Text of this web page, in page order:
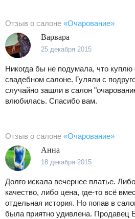
Отзыв о салоне «Очарование»
Варвара
25 декабря 2015
Никогда бы не подумала, что
свадебном салоне. Гуляли с
случайно зашли в салон
влюбилась. Спасибо вам.
Отзыв о салоне «Очарование»
Анна
18 декабря 2015
Долго искала вечернее платье.
качество, либо цена, где-то всё
отдельная история. Но попав в
была приятно удивлена. Продавец